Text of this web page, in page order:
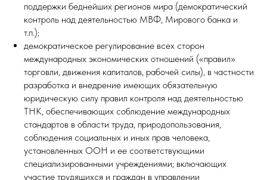
поддержки беднейших регионов мира (демократический
контроль над деятельностью МВФ, Мирового банка и
т.п.);
демократическое регулирование всех сторон
международных экономических отношений («правил»
торговли, движения капиталов, рабочей силы), в частности
разработка и внедрение имеющих обязательную
юридическую силу правил контроля над деятельностью
ТНК, обеспечивающих соблюдение международных
стандартов в области труда, природопользования,
соблюдения социальных и иных прав человека,
установленных ООН и ее соответствующими
специализированными учреждениями; включающих
участие трудящихся и граждан в управлении